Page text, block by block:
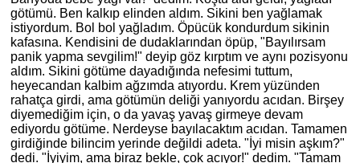
götümü. Ben kalkıp elinden aldım. Sikini ben yağlamak
istiyordum. Bol bol yağladım. Öpücük kondurdum sikinin
kafasına. Kendisini de dudaklarından öpüp, "Bayılırsam
panik yapma sevgilim!" deyip göz kırptım ve aynı pozisyonu
aldım. Sikini götüme dayadığında nefesimi tuttum,
heyecandan kalbim ağzımda atıyordu. Krem yüzünden
rahatça girdi, ama götümün deliği yanıyordu acıdan. Birşey
diyemediğim için, o da yavaş yavaş girmeye devam
ediyordu götüme. Nerdeyse bayılacaktım acıdan. Tamamen
girdiğinde bilincim yerinde değildi adeta. "İyi misin aşkım?"
dedi. "İyiyim, ama biraz bekle, çok acıyor!" dedim. "Tamam